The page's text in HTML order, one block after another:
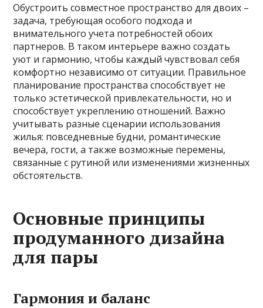
Обустроить совместное пространство для двоих –
задача, требующая особого подхода и
внимательного учета потребностей обоих
партнеров. В таком интерьере важно создать
уют и гармонию, чтобы каждый чувствовал себя
комфортно независимо от ситуации. Правильное
планирование пространства способствует не
только эстетической привлекательности, но и
способствует укреплению отношений. Важно
учитывать разные сценарии использования
жилья: повседневные будни, романтические
вечера, гости, а также возможные перемены,
связанные с рутиной или изменениями жизненных
обстоятельств.
Основные принципы
продуманного дизайна
для пары
Гармония и баланс